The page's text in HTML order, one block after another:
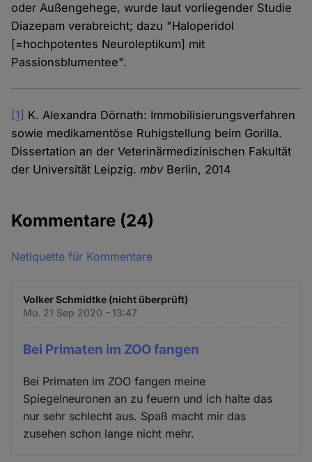
oder Außengehege, wurde laut vorliegender Studie
Diazepam verabreicht; dazu "Haloperidol
[=hochpotentes Neuroleptikum] mit
Passionsblumentee".
[1] K. Alexandra Dörnath: Immobilisierungsverfahren
sowie medikamentöse Ruhigstellung beim Gorilla.
Dissertation an der Veterinärmedizinischen Fakultät
der Universität Leipzig.mbvBerlin, 2014
Kommentare (24)
Netiquette für Kommentare
Volker Schmidtke (nicht überprüft)
Mo. 21 Sep 2020 - 13:47
Bei Primaten im ZOO fangen
Bei Primaten im ZOO fangen meine
Spiegelneuronen an zu feuern und ich halte das
nur sehr schlecht aus. Spaß macht mir das
zusehen schon lange nicht mehr.